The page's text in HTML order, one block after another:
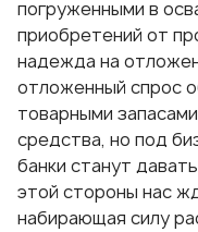
погруженными в
приобретений от
надежда на
отложенный спрос
товарными
средства, но под
банки станут
этой стороны нас
набирающая силу